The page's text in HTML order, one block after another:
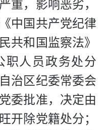
重，影响恶劣，
中国共产党纪律
共和国监察法》
职人员政务处分
治区纪委常委会
委批准，决定由
开除党籍处分；